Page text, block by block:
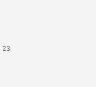
23